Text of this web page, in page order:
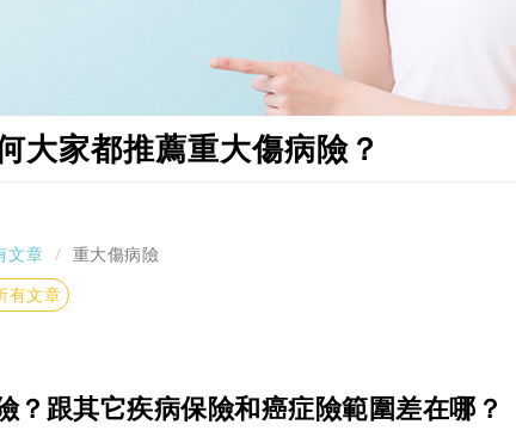
大家都推薦重大傷病險？
文章
重大傷病險
有文章
？跟其它疾病保險和癌症險範圍差在哪？